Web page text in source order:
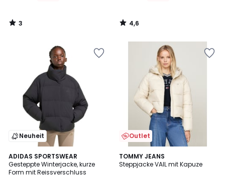
3
/
4,6
/
Neuheit
ADIDAS SPORTSWEAR
Gesteppte Winterjacke, kurze
Form mit Reissverschluss
Outlet
TOMMY JEANS
Steppjacke VAIL mit Kapuze